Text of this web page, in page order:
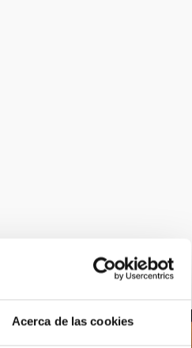
Acerca de las cookies